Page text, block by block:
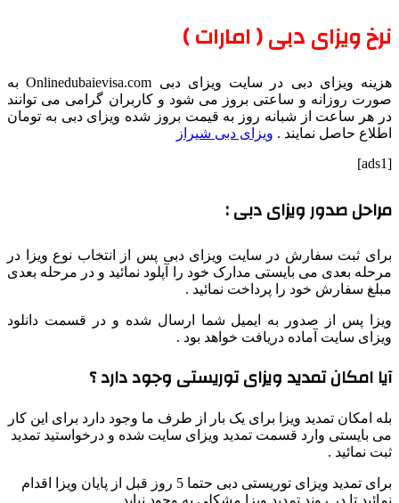
نرخ ویزای دبی ( امارات )
هزینه ویزای دبی در سایت ویزای دبی Onlinedubaievisa.com به
صورت روزانه و ساعتی بروز می شود و کاربران گرامی می توانند
در هر ساعت از شبانه روز به قیمت بروز شده ویزای دبی به تومان
اطلاع حاصل نمایند . ویزای دبی شیراز
[ads1]
مراحل صدور ویزای دبی :
برای ثبت سفارش در سایت ویزای دبی پس از انتخاب نوع ویزا در
مرحله بعدی می بایستی مدارک خود را آپلود نمائید و در مرحله بعدی
مبلغ سفارش خود را پرداخت نمائید .
ویزا پس از صدور به ایمیل شما ارسال شده و در قسمت دانلود
ویزای سایت آماده دریافت خواهد بود .
آیا امکان تمدید ویزای توریستی وجود دارد ؟
بله امکان تمدید ویزا برای یک بار از طرف ما وجود دارد برای این کار
می بایستی وارد قسمت تمدید ویزای سایت شده و درخواستید تمدید
ثبت نمائید .
برای تمدید ویزای توریستی دبی حتما 5 روز قبل از پایان ویزا اقدام
نمائید تا در روند تمدید ویزا مشکلی به وجود نیاید .